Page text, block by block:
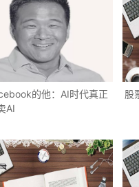
的他：AI时代真正
AI
股